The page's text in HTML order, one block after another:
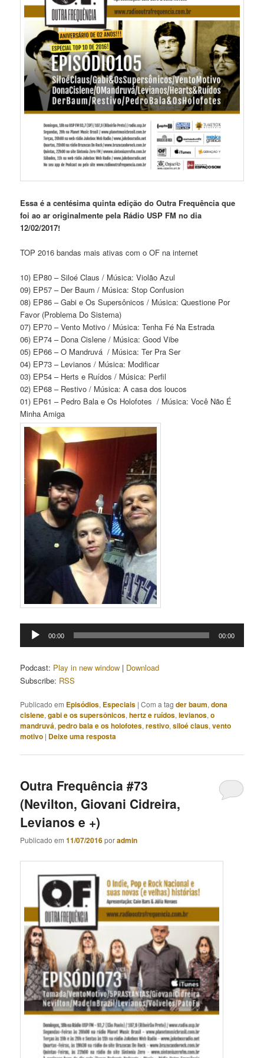
Essa é a centésima quinta edição do Outra Frequência que
foi ao ar originalmente pela Rádio USP FM no dia
12/02/2017!
TOP 2016 bandas mais ativas com o OF na internet
10) EP80 – Siloé Claus / Música: Violão Azul
09) EP57 – Der Baum / Música: Stop Confusion
08) EP86 – Gabi e Os Supersônicos / Música: Questione Por
Favor (Problema Do Sistema)
07) EP70 – Vento Motivo / Música: Tenha Fé Na Estrada
06) EP74 – Dona Cislene / Música: Good Vibe
05) EP66 – O Mandruvá / Música: Ter Pra Ser
04) EP73 – Levianos / Música: Modificar
03) EP54 – Herts e Ruídos / Música: Perfil
02) EP68 – Restivo / Música: A casa dos loucos
01) EP61 – Pedro Bala e Os Holofotes / Música: Você Não É
Minha Amiga
Tocador
00:00 00:00
Podcast: Play in new window | Download
Subscribe: RSS
Publicado em Episódios, Especiais |Com a tagder baum,dona
cislene,gabi e os supersônicos,hertz e ruídos,levianos,o
mandruvá,pedro bala e os holofotes,restivo,siloé claus,vento
motivo | Deixe uma resposta
Outra Frequência #73
(Nevilton, Giovani Cidreira,
Levianos e +)
Publicado em11/07/2016poradmin